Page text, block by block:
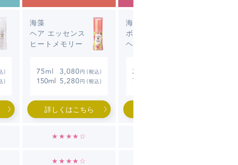
海藻
ヘア エッセンス
ヒートメモリー
詳しくはこちら
海藻
ボリューム アップ
ヘア エッセンス
★★★★☆
★★★★☆